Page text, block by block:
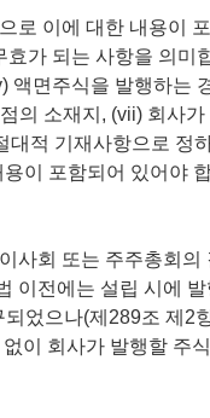
로 이에 대한 내용이
가 되는 사항을 의미
액면주식을 발행하는
의 소재지, (vii) 회사가
대적 기재사항으로 정
이 포함되어 있어야
사회 또는 주주총회의
이전에는 설립 시에
었으나(제289조 제2
이 회사가 발행할 주